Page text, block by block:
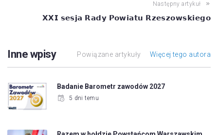
Następny artykuł
𝗫𝗫𝗜 𝘀𝗲𝘀𝗷𝗮 𝗥𝗮𝗱𝘆 𝗣𝗼𝘄𝗶𝗮𝘁𝘂 𝗥𝘇𝗲𝘀𝘇𝗼𝘄𝘀𝗸𝗶𝗲𝗴𝗼
Inne wpisy Powiązane artykuły Więcej tego autora
Badanie Barometr zawodów 2027
5 dni temu